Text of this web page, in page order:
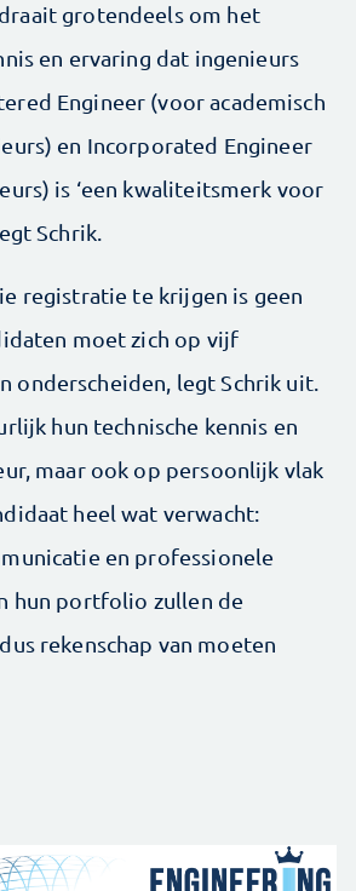
grotendeels om het
en ervaring dat ingenieurs
Engineer (voor academisch
en Incorporated Engineer
is ‘een kwaliteitsmerk voor
Schrik.
registratie te krijgen is geen
moet zich op vijf
onderscheiden, legt Schrik uit.
hun technische kennis en
maar ook op persoonlijk vlak
heel wat verwacht:
en professionele
hun portfolio zullen de
rekenschap van moeten